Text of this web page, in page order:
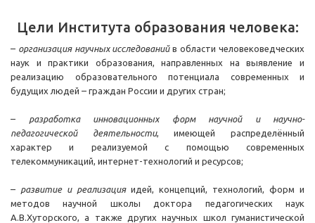
Цели Института образования человека:
– организация научных исследованийв области человековедческих
наук и практики образования, направленных на выявление и
реализацию образовательного потенциала современных и
будущих людей – граждан России и других стран;
– разработка инновационных форм научной и научно-
педагогической деятельности, имеющей распределённый
характер и реализуемой с помощью современных
телекоммуникаций, интернет-технологий и ресурсов;
– развитие и реализацияидей, концепций, технологий, форм и
методов научной школы доктора педагогических наук
А.В.Хуторского, а также других научных школ гуманистической